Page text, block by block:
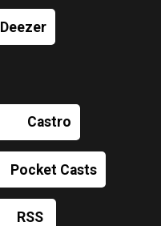
Deezer
Castro
Pocket Casts
RSS